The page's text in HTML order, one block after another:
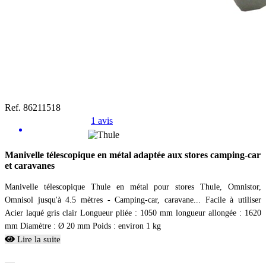
Ref. 86211518
1 avis
Manivelle télescopique en métal adaptée aux stores camping-car
et caravanes
Manivelle télescopique Thule en métal pour stores Thule, Omnistor,
Omnisol jusqu'à 4.5 mètres - Camping-car, caravane... Facile à utiliser
Acier laqué gris clair Longueur pliée : 1050 mm longueur allongée : 1620
mm Diamètre : Ø 20 mm Poids : environ 1 kg
Lire la suite